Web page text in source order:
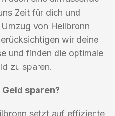
Zeit für dich und
von Heilbronn
wir deine
und finden die optimale
zu sparen.
sparen?
setzt auf effiziente